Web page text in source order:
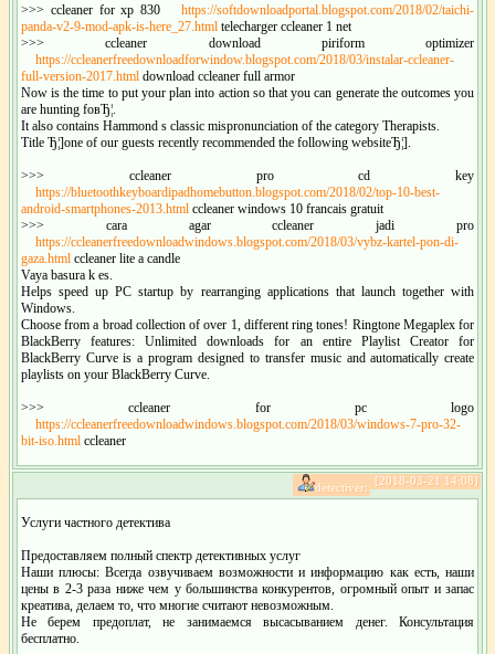
>>> ccleaner for xp 830
https://softdownloadportal.blogspot.com/2018/02/taichi-
panda-v2-9-mod-apk-is-here_27.htmltelecharger ccleaner 1 net
>>> ccleaner download piriform optimizer
https://ccleanerfreedownloadforwindow.blogspot.com/2018/03/instalar-ccleaner-
full-version-2017.htmldownload ccleaner full armor
Now is the time to put your plan into action so that you can generate the outcomes you
are hunting foвЂ¦.
It also contains Hammond s classic mispronunciation of the category Therapists.
Title Ђ¦]one of our guests recently recommended the following websiteЂ¦].
>>> ccleaner pro cd key
https://bluetoothkeyboardipadhomebutton.blogspot.com/2018/02/top-10-best-
android-smartphones-2013.htmlccleaner windows 10 francais gratuit
>>> cara agar ccleaner jadi pro
https://ccleanerfreedownloadwindows.blogspot.com/2018/03/vybz-kartel-pon-di-
gaza.htmlccleaner lite a candle
Vaya basura k es.
Helps speed up PC startup by rearranging applications that launch together with
Windows.
Choose from a broad collection of over 1, different ring tones! Ringtone Megaplex for
BlackBerry features: Unlimited downloads for an entire Playlist Creator for
BlackBerry Curve is a program designed to transfer music and automatically create
playlists on your BlackBerry Curve.
>>> ccleaner for pc logo
https://ccleanerfreedownloadwindows.blogspot.com/2018/03/windows-7-pro-32-
bit-iso.htmlccleaner
[2018-03-21 14:08]
detectiver:
Услуги частного детектива
Предоставляем полный спектр детективных услуг
Наши плюсы: Всегда озвучиваем возможности и информацию как есть, наши
цены в 2-3 раза ниже чем у большинства конкурентов, огромный опыт и запас
креатива, делаем то, что многие считают невозможным.
Не берем предоплат, не занимаемся высасыванием денег. Консультация
бесплатно.